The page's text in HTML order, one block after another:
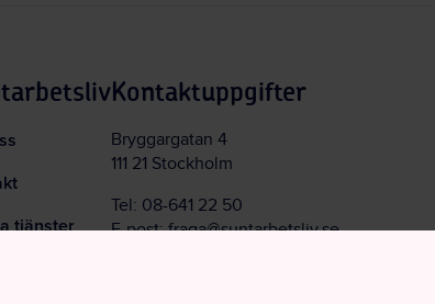
tjänster
Kontaktuppgifter
Bryggargatan 4
111 21 Stockholm
Tel: 08-641 22 50
E-post:fraga@suntarbetsliv.se